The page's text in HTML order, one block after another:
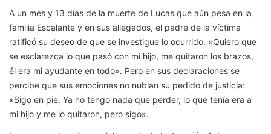
A un mes y 13 días de la muerte de Lucas que aún pesa en la
familia Escalante y en sus allegados, el padre de la víctima
ratificó su deseo de que se investigue lo ocurrido. «Quiero que
se esclarezca lo que pasó con mi hijo, me quitaron los brazos,
él era mi ayudante en todo». Pero en sus declaraciones se
percibe que sus emociones no nublan su pedido de justicia:
«Sigo en pie. Ya no tengo nada que perder, lo que tenía era a
mi hijo y me lo quitaron, pero sigo».